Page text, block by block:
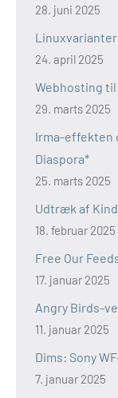
28. juni 2025
24. april 2025
Webhosting
29. marts 2025
Irma-effekten
Diaspora*
25. marts 2025
Udtræk af
18. februar 2025
Free Our
17. januar 2025
Angry Birds-
11. januar 2025
Dims: Sony
7. januar 2025